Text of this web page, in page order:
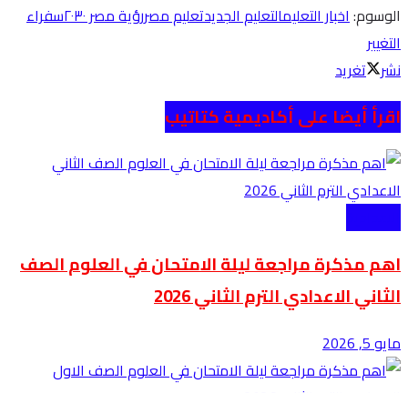
الوسوم:اخبار التعليمالتعليم الجديدتعليم مصررؤية مصر ٢٠٣٠
سفراء
التغيير
نشر تغريد
اقرأ أيضا على أكاديمية كتاتيب
اهم مذكرة مراجعة ليلة الامتحان في العلوم الصف
الثاني الاعدادي الترم الثاني 2026
مايو 5, 2026